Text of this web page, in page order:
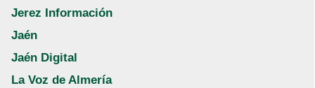
Jerez Información
Jaén
Jaén Digital
La Voz de Almería